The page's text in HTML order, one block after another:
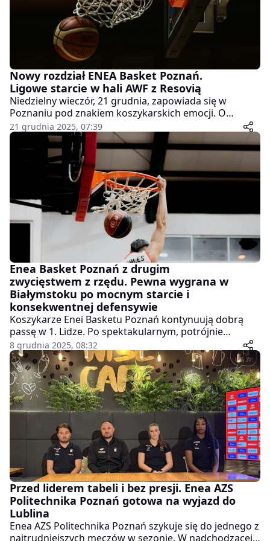
Nowy rozdział ENEA Basket Poznań.
Ligowe starcie w hali AWF z Resovią
Niedzielny wieczór, 21 grudnia, zapowiada się w
Poznaniu pod znakiem koszykarskich emocji. O
godzinie 18:00 w hali AWF drużyna ENEA Basket
Poznań zmierzy się z zespołem OPTEAM Energia
Polska Resovia w spotkaniu Bank Pekao 1 ligi
mężczyzn. Dla kibiców będzie to okazja nie tylko do
ligowych wrażeń, ale także do zobaczenia zespołu w
nowej odsłonie.
21 grudnia 2025, 07:39
Enea Basket Poznań z drugim
zwycięstwem z rzędu. Pewna wygrana w
Białymstoku po mocnym starcie i
konsekwentnej defensywie
Koszykarze Enei Basketu Poznań kontynuują dobrą
passę w 1. Lidze. Po spektakularnym, potrójnie
dogrywkowym triumfie nad liderującą Astorią
Bydgoszcz, tym razem poznaniacy pewnie pokonali na
wyjeździe Żubry Abakus Okna Białystok 80:66. Choć
gospodarze przystąpili do meczu po istotnych
zmianach kadrowych i z nowym impulsem, to
podopieczni Marcina Klozińskiego od początku
narzucili swój rytm i nie oddali inicjatywy aż do
końcowej syreny.
8 grudnia 2025, 08:32
Przed liderem tabeli i bez presji. Enea AZS
Politechnika Poznań gotowa na wyjazd do
Lublina
Enea AZS Politechnika Poznań szykuje się do jednego z
najtrudniejszych meczów w sezonie. W nadchodzącej